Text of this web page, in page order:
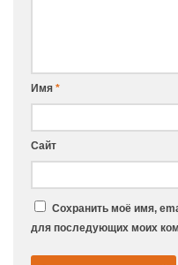
Имя *
Сайт
Сохранить моё имя,
для последующих моих